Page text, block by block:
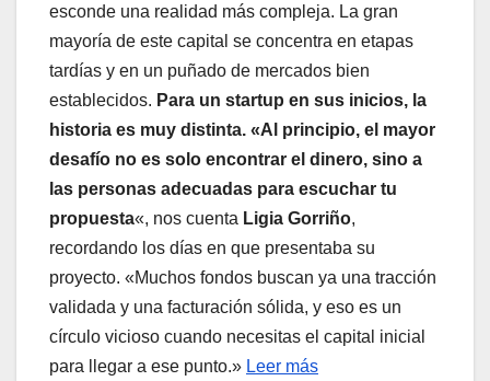
esconde una realidad más compleja. La gran
mayoría de este capital se concentra en etapas
tardías y en un puñado de mercados bien
establecidos. Para un startup en sus inicios, la
historia es muy distinta. «Al principio, el mayor
desafío no es solo encontrar el dinero, sino a
las personas adecuadas para escuchar tu
propuesta«, nos cuenta Ligia Gorriño,
recordando los días en que presentaba su
proyecto. «Muchos fondos buscan ya una tracción
validada y una facturación sólida, y eso es un
círculo vicioso cuando necesitas el capital inicial
para llegar a ese punto.» Leer más